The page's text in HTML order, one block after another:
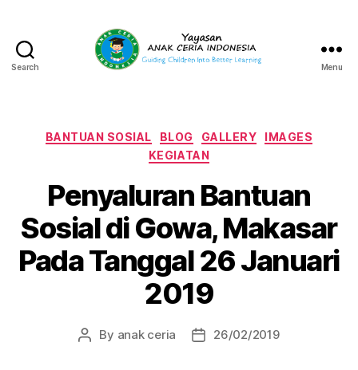
Search
Indonesia
Menu
Categories
BANTUAN SOSIAL BLOG GALLERY
IMAGES
KEGIATAN
Penyaluran Bantuan
Sosial di Gowa, Makasar
Pada Tanggal 26 Januari
2019
Post
By anak ceria
Post26/02/2019